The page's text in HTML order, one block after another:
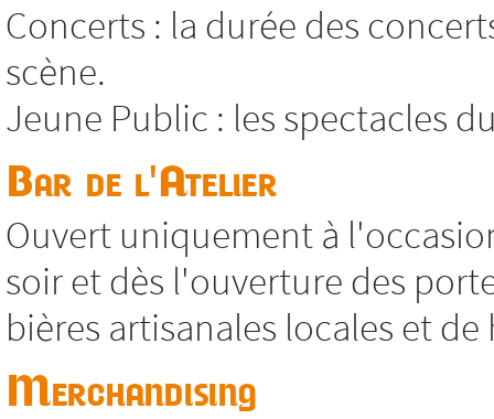
Concerts : la durée des
scène.
Jeune Public : les spectacles
Bar de l'Atelier
Ouvert uniquement à
soir et dès l'ouverture des
bières artisanales locales et de
Merchandising